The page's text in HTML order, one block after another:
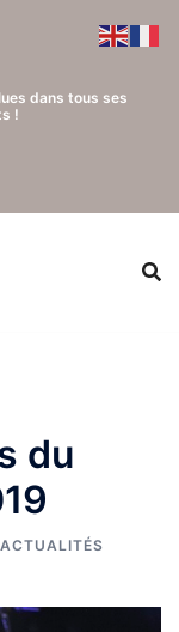
dans tous ses
!
du
ACTUALITÉS